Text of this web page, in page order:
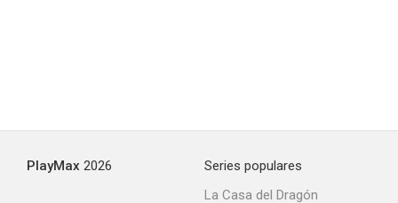
PlayMax 2026
Series populares
La Casa del Dragón